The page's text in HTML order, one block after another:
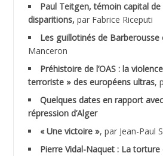
ADALMI
ADANE Ramdane *
ADDAD
ADDALA Boualem*
ADDANE
Paul Teitgen, témoin capital
disparitions, par Fabrice Riceputi
Les guillotinés de Barberousse
Manceron
Préhistoire de l’OAS : la
terroriste » des européens ultras,
Quelques dates en rapport
répression d’Alger
« Une victoire », par Jean-Paul
Pierre Vidal-Naquet : La torture